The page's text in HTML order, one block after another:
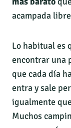
acampada
Lo habitual es
encontrar una
que cada día
entra y sale
igualmente
Muchos